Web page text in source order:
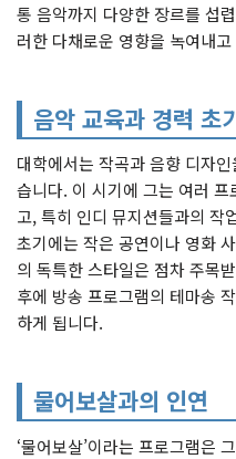
통 음악까지 다양한 장르를 섭
러한 다채로운 영향을 녹여내
음악 교육과 경력 초
대학에서는 작곡과 음향 디자
습니다. 이 시기에 그는 여러
고, 특히 인디 뮤지션들과의 작
초기에는 작은 공연이나 영화
의 독특한 스타일은 점차 주목
후에 방송 프로그램의 테마송
하게 됩니다.
물어보살과의 인연
‘물어보살’이라는 프로그램은